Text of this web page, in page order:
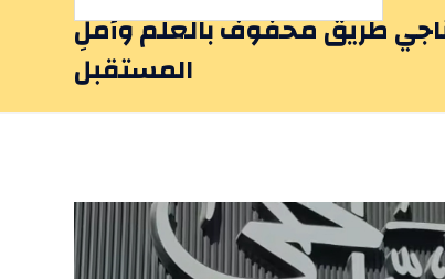
طريقٌ محفوفٌ بالعلم وأملِ
المستقبل